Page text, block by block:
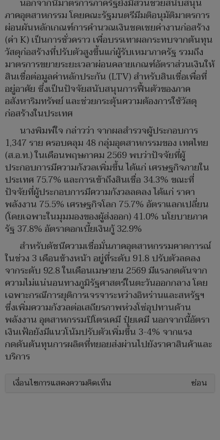
นอกจากนี้มาตรการภาครัฐยังมีส่วนช่วยสนับสนุน
ภาคอุตสาหกรรม โดยคณะรัฐมนตรีมีมติอนุมัติมาตรการ
ผ่อนผันหลักเกณฑ์การคำนวณเงินชดเชยค่างานก่อสร้าง
(ค่า K) เป็นการชั่วคราว เพื่อบรรเทาผลกระทบจากต้นทุน
วัสดุก่อสร้างที่ปรับตัวสูงขึ้นแก่ผู้รับเหมาภาครัฐ รวมถึง
มาตรการขยายระยะเวลาผ่อนคลายเกณฑ์อัตราส่วนเงินให้
สินเชื่อต่อมูลค่าหลักประกัน (LTV) สำหรับสินเชื่อเพื่อที่
อยู่อาศัย ซึ่งเป็นปัจจัยสนับสนุนการฟื้นตัวของภาค
อสังหาริมทรัพย์ และช่วยกระตุ้นความต้องการใช้วัสดุ
ก่อสร้างในประเทศ
นางพิมพ์ใจ กล่าวว่า จากผลสำรวจผู้ประกอบการ
1,347 ราย ครอบคลุม 48 กลุ่มอุตสาหกรรมของ เทศไทย
(ส.อ.ท.) ในเดือนพฤษภาคม 2569 พบว่าปัจจัยที่ผู้
ประกอบการมีความกังวลเพิ่มขึ้น ได้แก่ เศรษฐกิจภายใน
ประเทศ 75.7% และการเข้าถึงสินเชื่อ 34.3% ขณะที่
ปัจจัยที่ผู้ประกอบการมีความกังวลลดลง ได้แก่ ราคา
พลังงาน 75.5% เศรษฐกิจโลก 75.7% อัตราแลกเปลี่ยน
(โดยเฉพาะในมุมมองของผู้ส่งออก) 41.0% นโยบายภาค
รัฐ 37.8% อัตราดอกเบี้ยเงินกู้ 32.9%
สำหรับดัชนีความเชื่อมั่นภาคอุตสาหกรรมคาดการณ์
ในช่วง 3 เดือนข้างหน้า อยู่ที่ระดับ 91.8 ปรับตัวลดลง
จากระดับ 92.8 ในเดือนเมษายน 2569 มีแรงกดดันจาก
ความไม่แน่นอนทางภูมิรัฐศาสตร์ในตะวันออกกลาง โดย
เฉพาะกรณีการยุติการเจรจาระหว่างอิหร่านและสหรัฐฯ
ซึ่งเพิ่มความกังวลต่อเสถียรภาพห่วงโซ่อุปทานด้าน
พลังงาน อุตสาหกรรมปิโตรเคมี ปุ๋ยเคมี นอกจากนี้อัตรา
เงินเฟ้อยังมีแนวโน้มปรับตัวเพิ่มขึ้น 3-4% จากแรง
กดดันต้นทุนการผลิตที่ทยอยส่งผ่านไปยังราคาสินค้าและ
บริการ
เงื่อนไขการแสดงความคิดเห็น ซ่อน